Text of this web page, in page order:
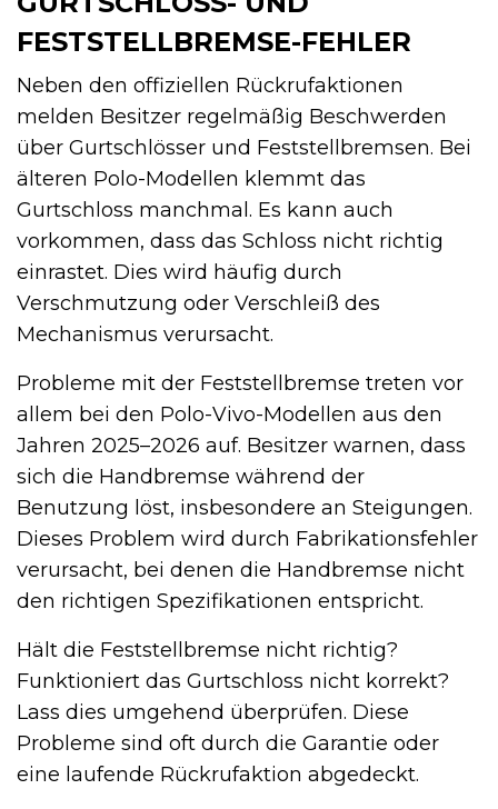
FESTSTELLBREMSE-FEHLER
Neben den offiziellen Rückrufaktionen
melden Besitzer regelmäßig Beschwerden
über Gurtschlösser und Feststellbremsen. Bei
älteren Polo-Modellen klemmt das
Gurtschloss manchmal. Es kann auch
vorkommen, dass das Schloss nicht richtig
einrastet. Dies wird häufig durch
Verschmutzung oder Verschleiß des
Mechanismus verursacht.
Probleme mit der Feststellbremse treten vor
allem bei den Polo-Vivo-Modellen aus den
Jahren 2025–2026 auf. Besitzer warnen, dass
sich die Handbremse während der
Benutzung löst, insbesondere an Steigungen.
Dieses Problem wird durch Fabrikationsfehler
verursacht, bei denen die Handbremse nicht
den richtigen Spezifikationen entspricht.
Hält die Feststellbremse nicht richtig?
Funktioniert das Gurtschloss nicht korrekt?
Lass dies umgehend überprüfen. Diese
Probleme sind oft durch die Garantie oder
eine laufende Rückrufaktion abgedeckt.